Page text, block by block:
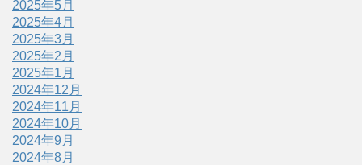
2025年5月
2025年4月
2025年3月
2025年2月
2025年1月
2024年12月
2024年11月
2024年10月
2024年9月
2024年8月